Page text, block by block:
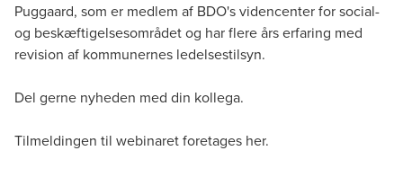
Puggaard, som er medlem af BDO's videncenter for social-
og beskæftigelsesområdet og har flere års erfaring med
revision af kommunernes ledelsestilsyn.
Del gerne nyheden med din kollega.
Tilmeldingen til webinaret foretages her.